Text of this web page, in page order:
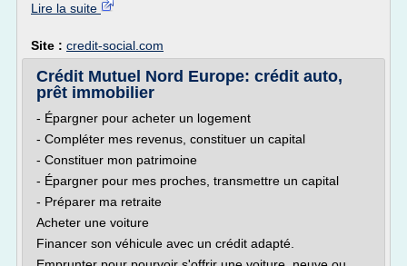
Lire la suite
Site : credit-social.com
Crédit Mutuel Nord Europe: crédit auto,
prêt immobilier
- Épargner pour acheter un logement
- Compléter mes revenus, constituer un capital
- Constituer mon patrimoine
- Épargner pour mes proches, transmettre un capital
- Préparer ma retraite
Acheter une voiture
Financer son véhicule avec un crédit adapté.